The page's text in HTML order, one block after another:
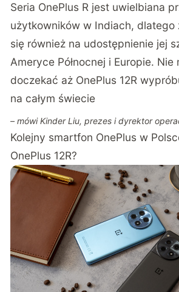
Seria OnePlus R jest uwielbiana
użytkowników w Indiach, dlatego
się również na udostępnienie jej
Ameryce Północnej i Europie. Nie
doczekać aż OnePlus 12R
na całym świecie
– mówi Kinder Liu, prezes i dyrektor
Kolejny smartfon OnePlus w
OnePlus 12R?